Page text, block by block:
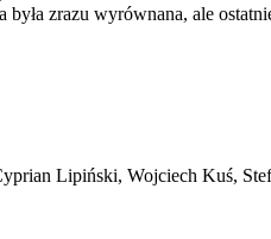
zrazu wyrównana, ale
Lipiński, Wojciech Kuś,